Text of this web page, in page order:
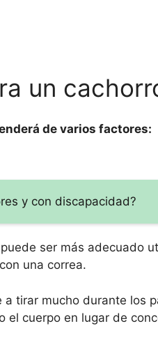
un
de varios factores:
y con discapacidad?
ser más adecuado
una correa.
tirar mucho durante los
cuerpo en lugar de